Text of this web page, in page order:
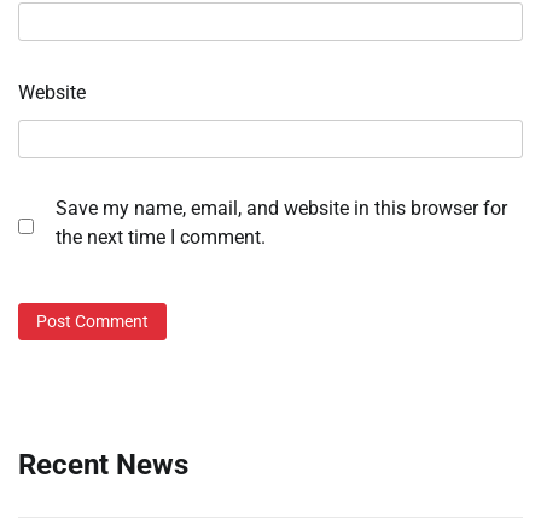
Website
Save my name, email, and website in this browser for
the next time I comment.
Recent News